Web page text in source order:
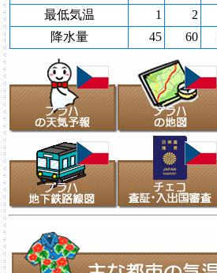
最低気温
1 2
降水量
45 60